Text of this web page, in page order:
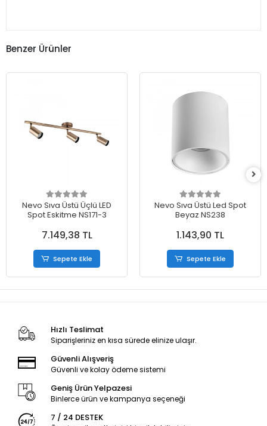
Benzer Ürünler
Nevo Sıva Üstü Üçlü LED
Spot Eskitme NS171-3
7.149,38 TL
Sepete Ekle
Nevo Sıva Üstü Led Spot
Beyaz NS238
1.143,90 TL
Sepete Ekle
Hızlı Teslimat
Siparişleriniz en kısa sürede elinize ulaşır.
Güvenli Alışveriş
Güvenli ve kolay ödeme sistemi
Geniş Ürün Yelpazesi
Binlerce ürün ve kampanya seçeneği
7 / 24 DESTEK